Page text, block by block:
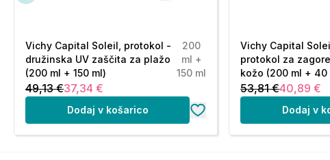
Vichy Capital Soleil, protokol -
družinska UV zaščita za plažo
(200 ml + 150 ml)
200
ml +
150 ml
49,13 €37,34 €
Dodaj v košarico
Vichy Capital
protokol za
kožo (200 ml + 40
53,81 €40,89 €
Dodaj v